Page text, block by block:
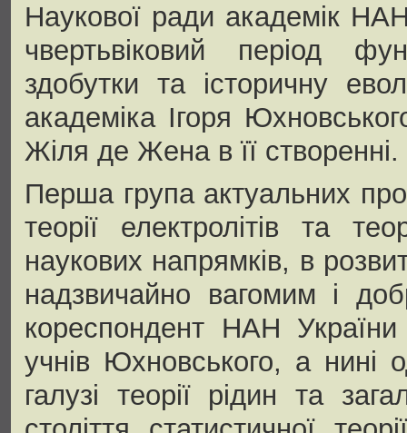
Наукової ради академік
чвертьвіковий період
здобутки та історичну
академіка Ігоря
Жіля де Жена в її створенні.
Перша група актуальних
теорії електролітів та
наукових напрямків, в
надзвичайно вагомим і
кореспондент НАН
учнів Юхновського, а нині
галузі теорії рідин та